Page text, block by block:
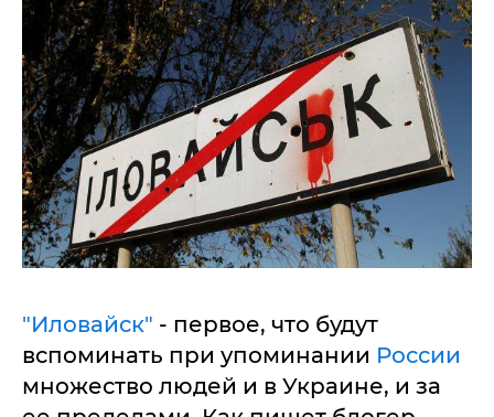
"Иловайск" - первое, что будут
вспоминать при упоминании России
множество людей и в Украине, и за